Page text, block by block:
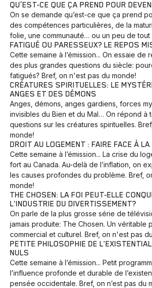
Animaux Avenir Bingo
Développement Histoires
Voyage Yoga
QU’EST-CE QUE ÇA PREND POUR
On se demande qu’est-ce que ça prend
des compétences particulières, de la
folie, une communauté… ou un peu de tout
FATIGUÉ OU PARESSEUX? LE REPOS
Cette semaine à l’émission... On essaie de
des plus grandes questions du siècle:
fatigués? Bref, on n'est pas du monde!
CRÉATURES SPIRITUELLES: LE
ANGES ET DES DÉMONS
Anges, démons, anges gardiens, forces
invisibles du Bien et du Mal… On répond à
questions sur les créatures spirituelles.
monde!
DROIT AU LOGEMENT : FAIRE FACE À LA
Cette semaine à l’émission... La crise du
fort au Canada. Au-delà de l’inflation, on
les causes profondes du problème. Bref,
monde!
THE CHOSEN: LA FOI PEUT-ELLE
L'INDUSTRIE DU DIVERTISSEMENT?
On parle de la plus grosse série de
jamais produite: The Chosen. Un véritable
commercial et culturel. Bref, on n'est pas
PETITE PHILOSOPHIE DE
NULS
Cette semaine à l’émission... Petit
l’influence profonde et durable de
pensée occidentale. Bref, on n’est pas du